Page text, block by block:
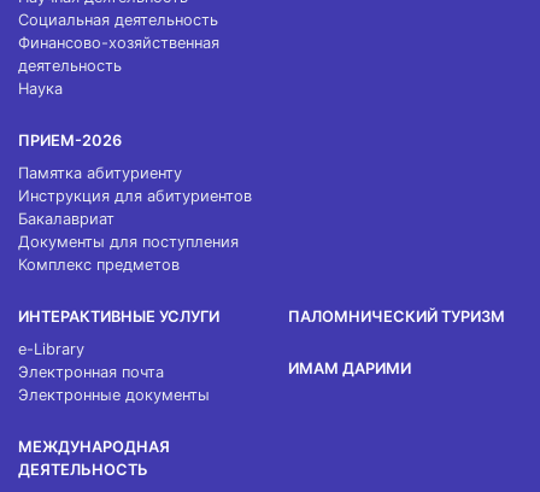
Социальная деятельность
Финансово-хозяйственная
деятельность
Наука
ПРИЕМ-2026
Памятка абитуриенту
Инструкция для абитуриентов
Бакалавриат
Документы для поступления
Комплекс предметов
ИНТЕРАКТИВНЫЕ УСЛУГИ
e-Library
Электронная почта
Электронные документы
МЕЖДУНАРОДНАЯ
ДЕЯТЕЛЬНОСТЬ
ПАЛОМНИЧЕСКИЙ ТУРИЗМ
ИМАМ ДАРИМИ